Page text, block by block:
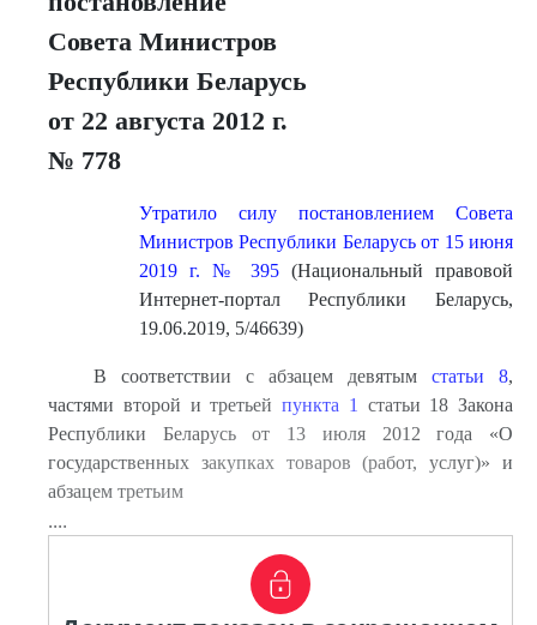
Совета Министров
Республики Беларусь
от 22 августа 2012 г.
№ 778
Утратило силу постановлением Совета
Министров Республики Беларусь от 15 июня
2019 г. № 395(Национальный правовой
Интернет-портал Республики Беларусь,
19.06.2019, 5/46639)
В соответствии с абзацем девятым статьи 8,
частями второй и третьей пункта 1
статьи 18 Закона
Республики Беларусь от 13 июля 2012 года «О
государственных закупках товаров (работ, услуг)» и
абзацем третьим
....